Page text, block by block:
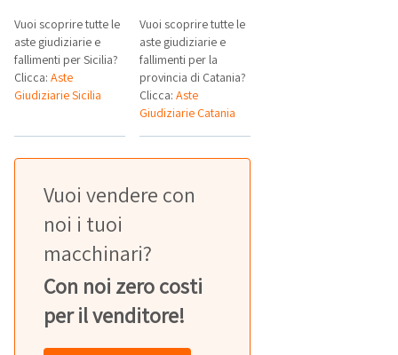
Vuoi scoprire tutte le
aste giudiziarie e
fallimenti per Sicilia?
Clicca: Aste
Giudiziarie Sicilia
Vuoi scoprire tutte le
aste giudiziarie e
fallimenti per la
provincia di Catania?
Clicca:Aste
Giudiziarie Catania
Vuoi vendere con
noi i tuoi
macchinari?
Con noi zero costi
per il venditore!